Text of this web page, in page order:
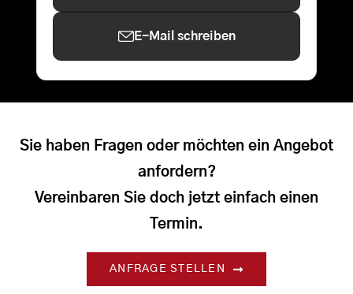
E-Mail schreiben
Sie haben Fragen oder möchten ein Angebot
anfordern?
Vereinbaren Sie doch jetzt einfach einen
Termin.
ANFRAGE STELLEN